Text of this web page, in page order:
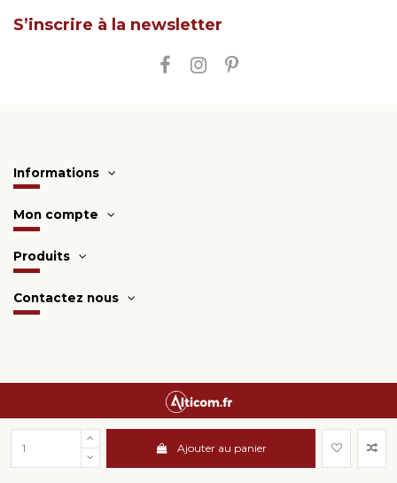
Ajouter au panier
S’inscrire à la newsletter
Informations
Mon compte
Produits
Contactez nous
Une créationAlticom.fr